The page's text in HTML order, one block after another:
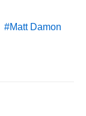
Matt Damon